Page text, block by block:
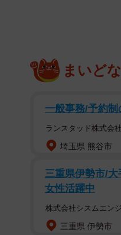
まいど
一般事務/予約
ランスタッド株式会社
埼玉県 熊谷市
三重県伊勢市/
女性活躍中
株式会社シスムエン
三重県 伊勢市